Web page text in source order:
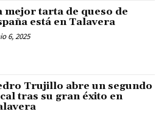
mejor tarta de queso de
está en Talavera
6, 2025
Trujillo abre un segundo
tras su gran éxito en